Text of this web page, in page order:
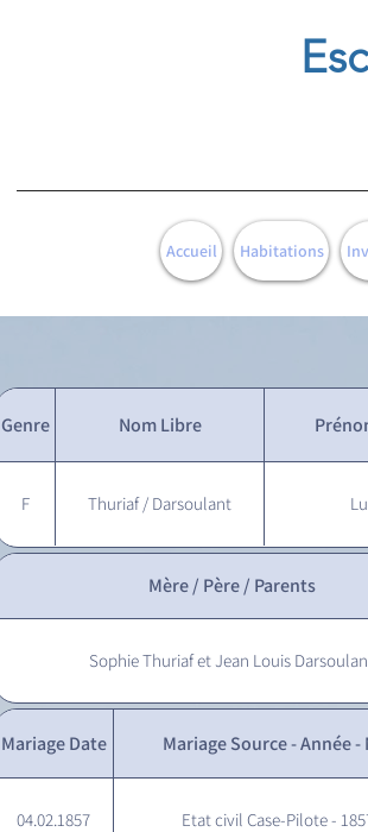
Accueil Habitations
Genre Nom Libre
F Thuriaf / Darsoulant
Mère / Père / Parents
Sophie Thuriaf et Jean Louis
Mariage Date Mariage Source - Année -
04.02.1857 Etat civil Case-Pilote -